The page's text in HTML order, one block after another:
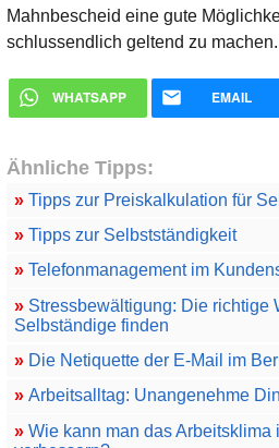
Mahnbescheid eine gute
schlussendlich geltend zu machen.
WHATSAPP EMAIL
Ähnliche Tipps:
»Tipps zur Preiskalkulation für
»Tipps zur Selbstständigkeit
»Telefonmanagement im
»Stressbewältigung: Die richtige
Selbständige finden
»Die Netiquette der E-Mail im
»Arbeitsalltag: Unangenehme
»Wie kann man das Arbeitsklima